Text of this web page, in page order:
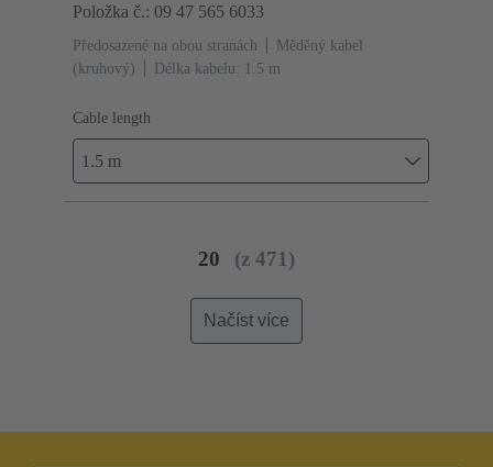
Položka č.: 09 47 565 6033
Předosazené na obou stranách
Měděný kabel
(kruhový)
Délka kabelu: 1.5 m
Cable length
1.5 m
20 (z 471)
Načíst více